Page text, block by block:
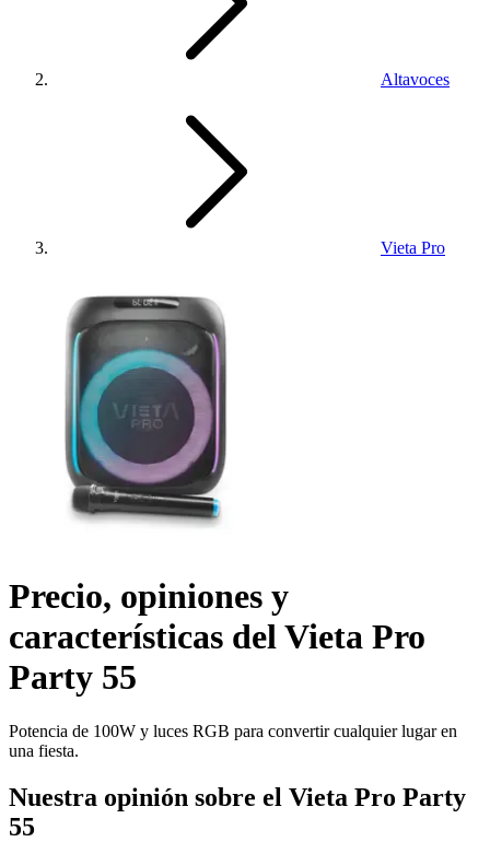
Altavoces
Vieta Pro
Precio, opiniones y
características delVieta Pro
Party 55
Potencia de 100W y luces RGB para convertir cualquier lugar en
una fiesta.
Nuestra opinión sobre el Vieta Pro Party
55